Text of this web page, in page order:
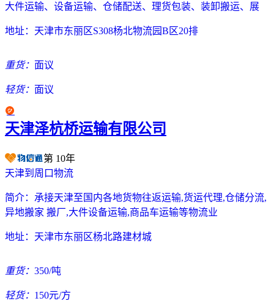
大件运输、设备运输、仓储配送、理货包装、装卸搬运、展
地址： 天津市东丽区S308杨北物流园B区20排
重货： 面议
轻货： 面议
天津泽杭桥运输有限公司
第 10年
天津到周口物流
简介： 承接天津至国内各地货物往返运输,货运代理,仓储分流,
异地搬家 搬厂,大件设备运输,商品车运输等物流业
地址： 天津市东丽区杨北路建材城
重货： 350/吨
轻货： 150元/方